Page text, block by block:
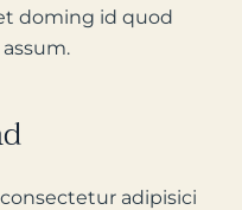
doming id quod
adipisici